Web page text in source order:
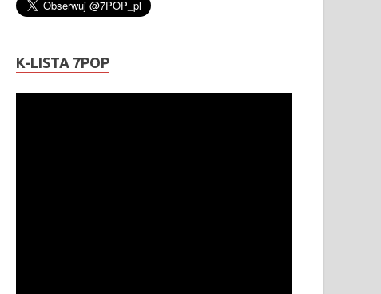
K-LISTA 7POP